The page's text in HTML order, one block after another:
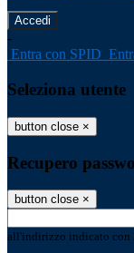
-
Entra con SPID
Seleziona utente
button close ×
Recupero
button close ×
all'indirizzo indicato con